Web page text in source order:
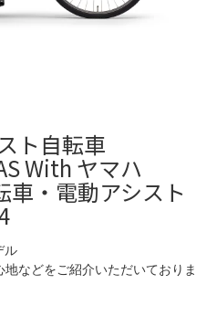
ト自転車
With ヤマハ
車・電動アシスト
ル
などをご紹介いただいておりま